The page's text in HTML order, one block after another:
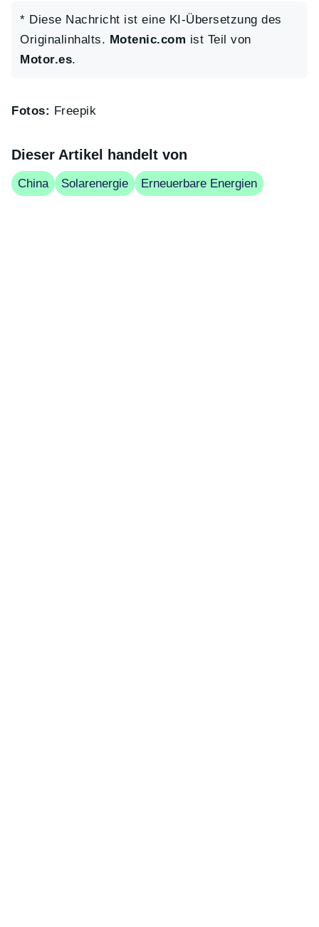
* Diese Nachricht ist eine KI-Übersetzung des
Originalinhalts. Motenic.com ist Teil von
Motor.es.
Fotos: Freepik
Dieser Artikel handelt von
China Solarenergie Erneuerbare Energien